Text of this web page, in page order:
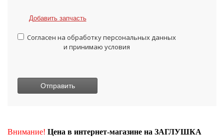
Добавить запчасть
Согласен на обработку персональных данных
и принимаю условия
Внимание! Цена в интернет-магазине на ЗАГЛУШКА